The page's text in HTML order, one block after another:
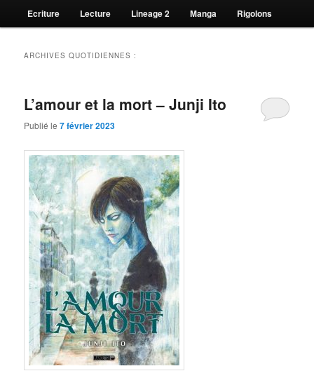
Ecriture Lecture Lineage 2 Manga Rigolons
ARCHIVES QUOTIDIENNES :
L’amour et la mort – Junji Ito
Publié le7 février 2023